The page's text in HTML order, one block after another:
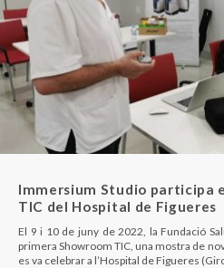
Immersium Studio participa
TIC del Hospital de Figueres
El 9 i 10 de juny de 2022, la Fundació
primera Showroom TIC, una mostra de
es va celebrar a l’Hospital de Figueres